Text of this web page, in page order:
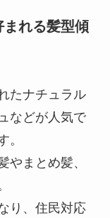
れる髪型傾
たナチュラル
などが人気で
。
やまとめ髪、
り、住民対応